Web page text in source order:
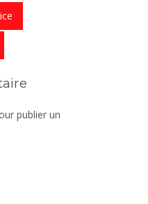
publier un